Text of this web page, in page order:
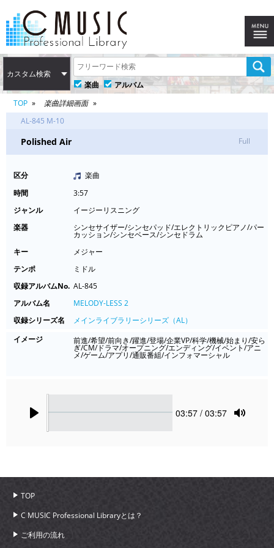
カスタム検索
楽曲
アルバム
TOP
楽曲詳細画面
AL-845 M-10
Polished Air Full
区分
楽曲
時間
3:57
ジャンル
イージーリスニング
楽器
シンセサイザー/シンセパッド/エレクトリックピアノ/パー
カッション/シンセベース/シンセドラム
キー
メジャー
テンポ
ミドル
収録アルバムNo. AL-845
アルバム名
MELODY-LESS 2
収録シリーズ名
メインライブラリーシリーズ（AL）
イメージ
前進/希望/前向き/躍進/登場/企業VP/科学/機械/始まり/安ら
ぎ/CM/ドラマ/オープニング/エンディング/イベント/アニ
メ/ゲーム/アプリ/通販番組/インフォマーシャル
Current
03:57 / 03:57
TOP
C MUSIC Professional Libraryとは？
ご利用の流れ